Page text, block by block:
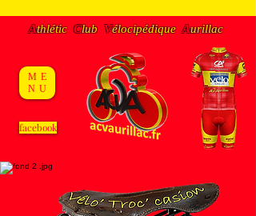
ME
NU
facebook
Athlétic Club Vélocipédique Aurillac